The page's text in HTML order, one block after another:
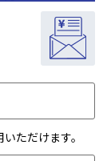
ただけます。